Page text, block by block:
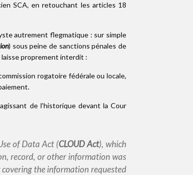
SCA, en retouchant les articles 18
autrement flegmatique : sur simple
) sous peine de sanctions pénales de
laisse proprement interdit :
rogatoire fédérale ou locale,
de l’historique devant la Cour
of Data Act (CLOUD Act), which
record, or other information was
the information requested